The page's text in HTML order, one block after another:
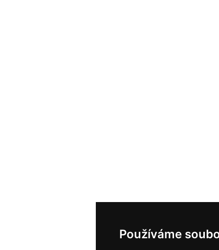
Používáme